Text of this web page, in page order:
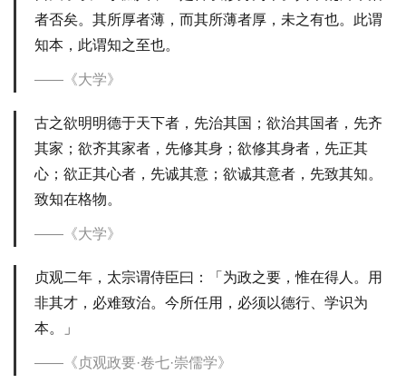
者否矣。其所厚者薄，而其所薄者厚，未之有也。此谓
知本，此谓知之至也。
《大学》
古之欲明明德于天下者，先治其国；欲治其国者，先齐
其家；欲齐其家者，先修其身；欲修其身者，先正其
心；欲正其心者，先诚其意；欲诚其意者，先致其知。
致知在格物。
《大学》
贞观二年，太宗谓侍臣曰：「为政之要，惟在得人。用
非其才，必难致治。今所任用，必须以德行、学识为
本。」
《贞观政要·卷七·崇儒学》